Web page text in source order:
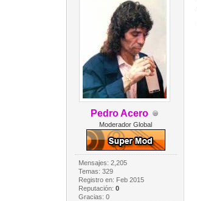
Pedro Acero
Moderador Global
Mensajes: 2,205
Temas: 329
Registro en: Feb 2015
Reputación: 0
Gracias: 0